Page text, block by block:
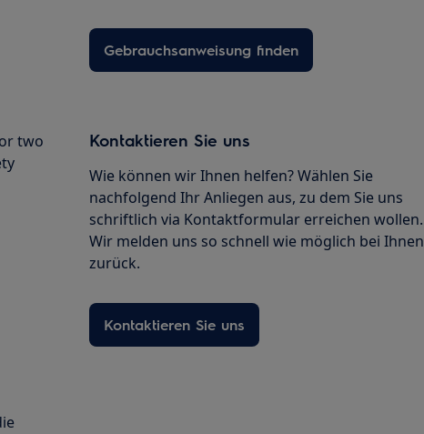
two
Gebrauchsanweisung finden
Kontaktieren Sie uns
Wie können wir Ihnen helfen? Wählen Sie
nachfolgend Ihr Anliegen aus, zu dem Sie uns
schriftlich via Kontaktformular erreichen wollen.
Wir melden uns so schnell wie möglich bei Ihnen
zurück.
Kontaktieren Sie uns